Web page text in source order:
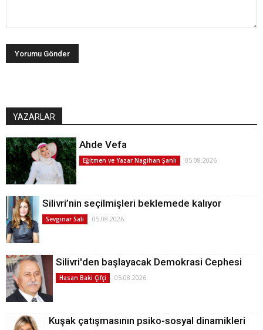
YAZARLAR
Ahde Vefa
Eğitmen ve Yazar Nagihan Şanlı 05.08.2026
Silivri’nin seçilmişleri beklemede kalıyor
Sevginar Sali 05.08.2026
Silivri'den başlayacak Demokrasi Cephesi
Hasan Baki Çifçi 05.08.2026
Kuşak çatışmasının psiko-sosyal dinamikleri